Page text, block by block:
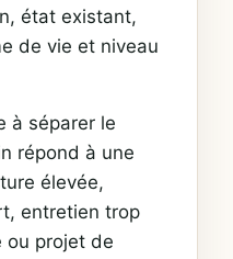
état existant,
de vie et niveau
à séparer le
répond à une
élevée,
entretien trop
ou projet de